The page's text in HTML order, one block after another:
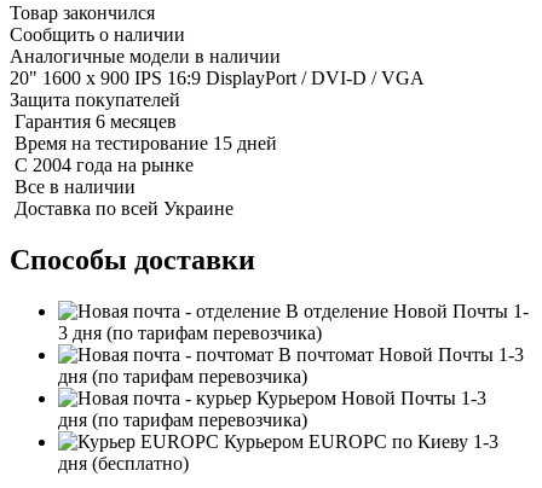
Товар закончился
Сообщить о наличии
Аналогичные модели в наличии
20" 1600 x 900 IPS 16:9 DisplayPort / DVI-D / VGA
Защита покупателей
Гарантия 6 месяцев
Время на тестирование 15 дней
С 2004 года на рынке
Все в наличии
Доставка по всей Украине
Способы доставки
В отделение Новой Почты 1-
3 дня (по тарифам перевозчика)
В почтомат Новой Почты 1-3
дня (по тарифам перевозчика)
Курьером Новой Почты 1-3
дня (по тарифам перевозчика)
Курьером EUROPC по Киеву 1-3
дня (бесплатно)